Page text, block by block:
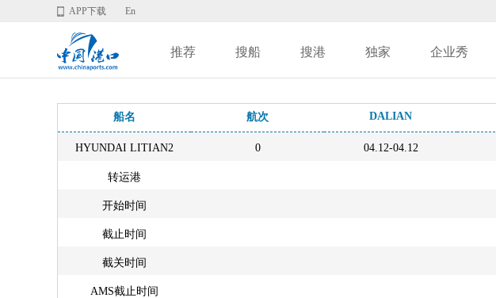
APP下载 En
推荐 搜船 搜港 独家 企业秀
船名 航次 DALIAN
HYUNDAI LITIAN2 0 04.12-04.12
转运港
开始时间
截止时间
截关时间
AMS截止时间